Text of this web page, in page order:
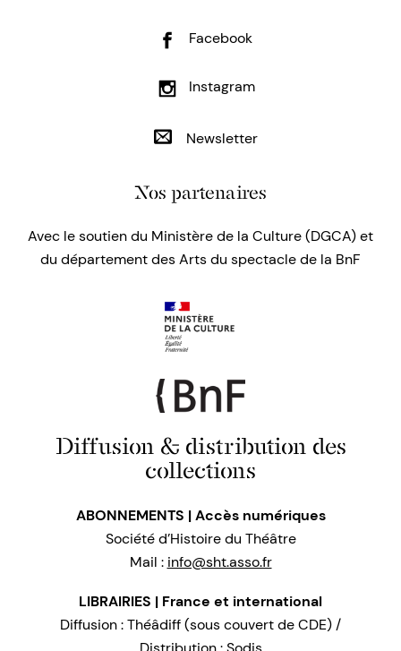
Facebook
Instagram
Newsletter
Nos partenaires
Avec le soutien du Ministère de la Culture (DGCA) et
du département des Arts du spectacle de la BnF
Diffusion & distribution des
collections
ABONNEMENTS | Accès numériques
Société d’Histoire du Théâtre
Mail : info@sht.asso.fr
LIBRAIRIES | France et international
Diffusion : Théâdiff (sous couvert de CDE) /